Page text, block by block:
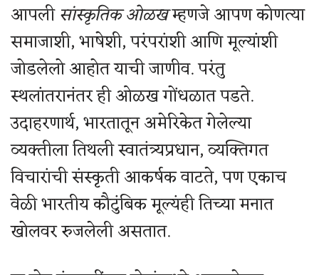
आपलीसांस्कृतिक ओळखम्हणजे आपण कोणत्या
समाजाशी, भाषेशी, परंपरांशी आणि मूल्यांशी
जोडलेलो आहोत याची जाणीव. परंतु
स्थलांतरानंतर ही ओळख गोंधळात पडते.
उदाहरणार्थ, भारतातून अमेरिकेत गेलेल्या
व्यक्तीला तिथली स्वातंत्र्यप्रधान, व्यक्तिगत
विचारांची संस्कृती आकर्षक वाटते, पण एकाच
वेळी भारतीय कौटुंबिक मूल्यंही तिच्या मनात
खोलवर रुजलेली असतात.